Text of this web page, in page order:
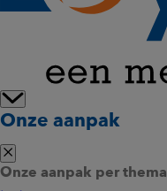
Onze aanpak
Onze aanpak per thema